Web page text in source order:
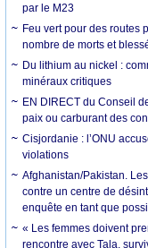
par le M23
Feu vert pour des routes
nombre de morts et
Du lithium au nickel :
minéraux critiques
EN DIRECT du Conseil
paix ou carburant des
Cisjordanie : l’ONU
violations
Afghanistan/Pakistan.
contre un centre de
enquête en tant que
« Les femmes doivent
rencontre avec Tala,